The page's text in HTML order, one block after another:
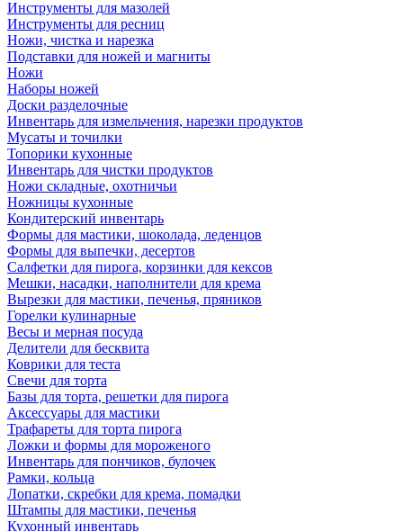
Инструменты для мазолей
Инструменты для ресниц
Ножи, чистка и нарезка
Подставки для ножей и магниты
Ножи
Наборы ножей
Доски разделочные
Инвентарь для измельчения, нарезки продуктов
Мусаты и точилки
Топорики кухонные
Инвентарь для чистки продуктов
Ножи складные, охотничьи
Ножницы кухонные
Кондитерский инвентарь
Формы для мастики, шоколада, леденцов
Формы для выпечки, десертов
Салфетки для пирога, корзинки для кексов
Мешки, насадки, наполнители для крема
Вырезки для мастики, печенья, пряников
Горелки кулинарные
Весы и мерная посуда
Делители для бесквита
Коврики для теста
Свечи для торта
Базы для торта, решетки для пирога
Аксессуары для мастики
Трафареты для торта пирога
Ложки и формы для мороженого
Инвентарь для пончиков, булочек
Рамки, кольца
Лопатки, скребки для крема, помадки
Штампы для мастики, печенья
Кухонный инвентарь